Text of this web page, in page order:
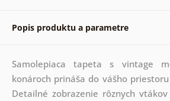
Popis produktu a parametre
Samolepiaca tapeta s vintage
konároch prináša do vášho
Detailné zobrazenie rôznych